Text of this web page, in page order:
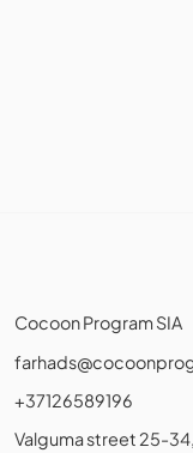
Cocoon Program SIA
+37126589196
Valguma street 25-